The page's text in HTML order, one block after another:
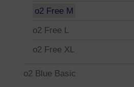
o2 Free M
o2 Free L
o2 Free XL
o2 Blue Basic